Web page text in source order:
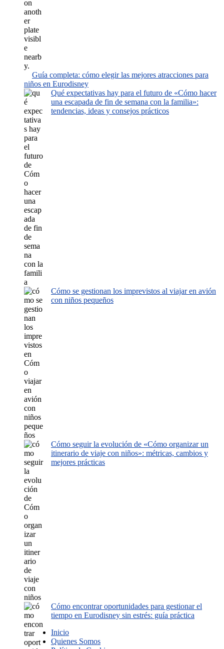
Guía completa: cómo elegir las mejores atracciones para
niños en Eurodisney
Qué expectativas hay para el futuro de «Cómo hacer
una escapada de fin de semana con la familia»:
tendencias, ideas y consejos prácticos
Cómo se gestionan los imprevistos al viajar en avión
con niños pequeños
Cómo seguir la evolución de «Cómo organizar un
itinerario de viaje con niños»: métricas, cambios y
mejores prácticas
Cómo encontrar oportunidades para gestionar el
tiempo en Eurodisney sin estrés: guía práctica
Inicio
Quienes Somos